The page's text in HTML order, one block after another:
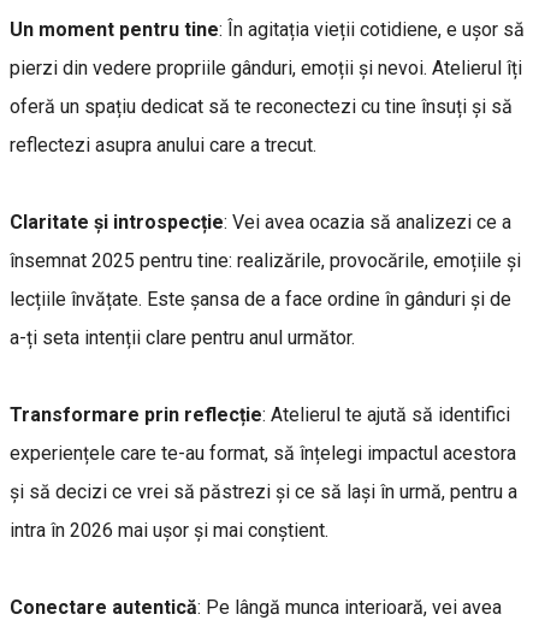
Un moment pentru tine: În agitația vieții cotidiene, e ușor să
pierzi din vedere propriile gânduri, emoții și nevoi. Atelierul îți
oferă un spațiu dedicat să te reconectezi cu tine însuți și să
reflectezi asupra anului care a trecut.
Claritate și introspecție: Vei avea ocazia să analizezi ce a
însemnat 2025 pentru tine: realizările, provocările, emoțiile și
lecțiile învățate. Este șansa de a face ordine în gânduri și de
a-ți seta intenții clare pentru anul următor.
Transformare prin reflecție: Atelierul te ajută să identifici
experiențele care te-au format, să înțelegi impactul acestora
și să decizi ce vrei să păstrezi și ce să lași în urmă, pentru a
intra în 2026 mai ușor și mai conștient.
Conectare autentică: Pe lângă munca interioară, vei avea